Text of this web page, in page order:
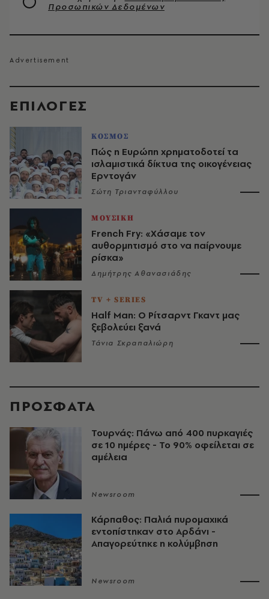
EΠΙΛΟΓΈΣ
ΚΟΣΜΟΣ
Πώς η Ευρώπη χρηματοδοτεί τα
ισλαμιστικά δίκτυα της οικογένειας
Ερντογάν
Σώτη Τριανταφύλλου
ΜΟΥΣΙΚΗ
French Fry: «Χάσαμε τον
αυθορμητισμό στο να παίρνουμε
ρίσκα»
Δημήτρης Αθανασιάδης
TV + SERIES
Half Man: Ο Ρίτσαρντ Γκαντ μας
ξεβολεύει ξανά
Τάνια Σκραπαλιώρη
Προσωπικών Δεδομένων
ΠΡΟΣΦΑΤΑ
Τουρνάς: Πάνω από 400 πυρκαγιές
σε 10 ημέρες - Το 90% οφείλεται σε
αμέλεια
Newsroom
Κάρπαθος: Παλιά πυρομαχικά
εντοπίστηκαν στο Αρδάνι -
Απαγορεύτηκε η κολύμβηση
Newsroom